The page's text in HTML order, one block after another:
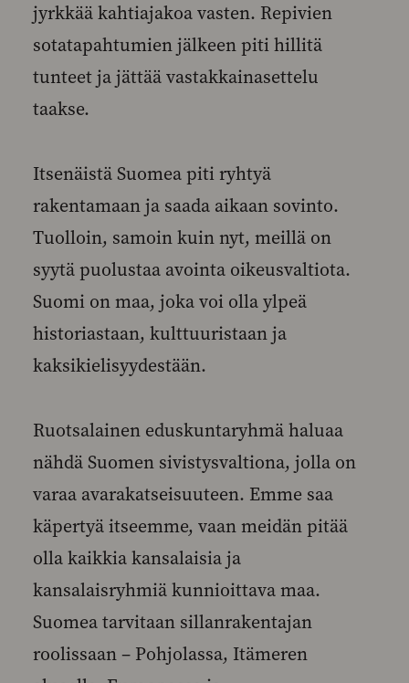
jyrkkää kahtiajakoa vasten. Repivien
sotatapahtumien jälkeen piti hillitä
tunteet ja jättää vastakkainasettelu
taakse.
Itsenäistä Suomea piti ryhtyä
rakentamaan ja saada aikaan sovinto.
Tuolloin, samoin kuin nyt, meillä on
syytä puolustaa avointa oikeusvaltiota.
Suomi on maa, joka voi olla ylpeä
historiastaan, kulttuuristaan ja
kaksikielisyydestään.
Ruotsalainen eduskuntaryhmä haluaa
nähdä Suomen sivistysvaltiona, jolla on
varaa avarakatseisuuteen. Emme saa
käpertyä itseemme, vaan meidän pitää
olla kaikkia kansalaisia ja
kansalaisryhmiä kunnioittava maa.
Suomea tarvitaan sillanrakentajan
roolissaan – Pohjolassa, Itämeren